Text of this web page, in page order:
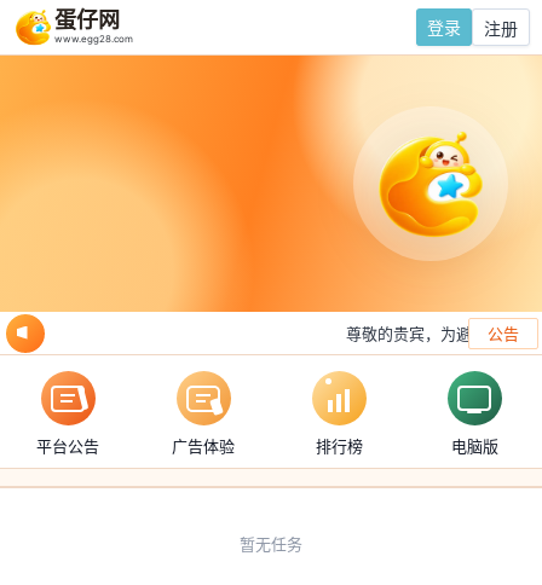
蛋仔网
www.egg28.com
登录 注册
尊敬的贵宾，为避免频繁交
公告
平台公告 广告体验 排行榜 电脑版
暂无任务